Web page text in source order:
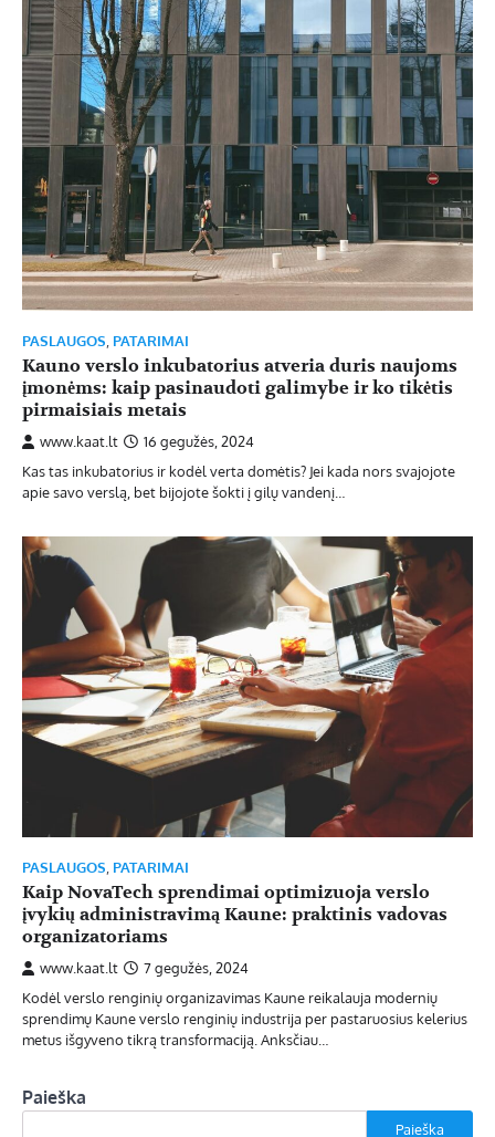
PASLAUGOS PATARIMAI
Kauno verslo inkubatorius atveria duris naujoms
įmonėms: kaip pasinaudoti galimybe ir ko tikėtis
pirmaisiais metais
www.kaat.lt
16 gegužės, 2024
Kas tas inkubatorius ir kodėl verta domėtis? Jei kada nors svajojote
apie savo verslą, bet bijojote šokti į gilų vandenį…
PASLAUGOS PATARIMAI
Kaip NovaTech sprendimai optimizuoja verslo
įvykių administravimą Kaune: praktinis vadovas
organizatoriams
www.kaat.lt
7 gegužės, 2024
Kodėl verslo renginių organizavimas Kaune reikalauja modernių
sprendimų Kaune verslo renginių industrija per pastaruosius kelerius
metus išgyveno tikrą transformaciją. Anksčiau…
Paieška
Paieška